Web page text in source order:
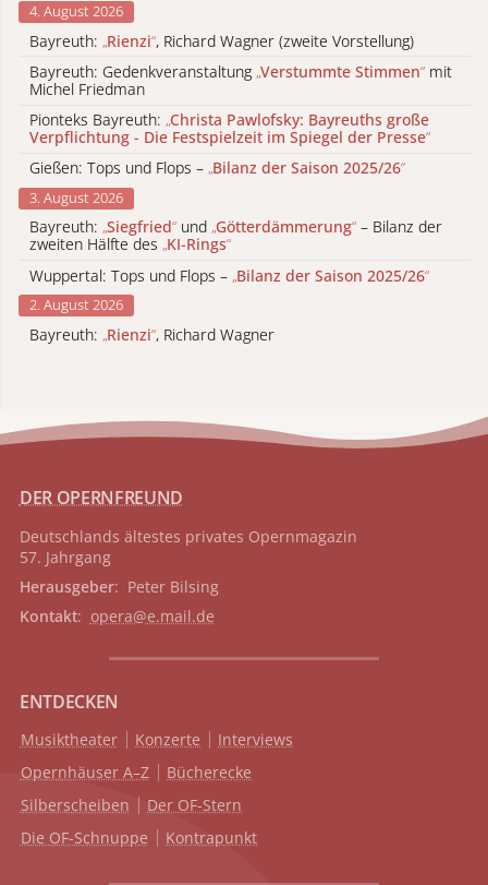
4. August 2026
Bayreuth: „Rienzi“, Richard Wagner (zweite Vorstellung)
Bayreuth: Gedenkveranstaltung „Verstummte Stimmen“ mit
Michel Friedman
Pionteks Bayreuth: „Christa Pawlofsky: Bayreuths große
Verpflichtung - Die Festspielzeit im Spiegel der Presse“
Gießen: Tops und Flops – „Bilanz der Saison 2025/26“
3. August 2026
Bayreuth: „Siegfried“ und „Götterdämmerung“ – Bilanz der
zweiten Hälfte des „KI-Rings“
Wuppertal: Tops und Flops – „Bilanz der Saison 2025/26“
2. August 2026
Bayreuth: „Rienzi“, Richard Wagner
DER OPERNFREUND
Deutschlands ältestes privates Opernmagazin
57. Jahrgang
Herausgeber: Peter Bilsing
Kontakt: opera@e.mail.de
ENTDECKEN
Musiktheater Konzerte
Interviews
Opernhäuser A–Z
Bücherecke
Silberscheiben
Der OF-Stern
Die OF-Schnuppe
Kontrapunkt